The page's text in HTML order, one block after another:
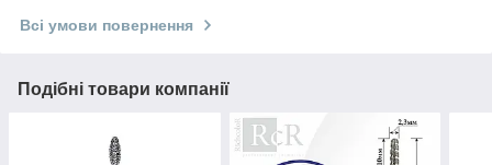
Всі умови повернення
Подібні товари компанії